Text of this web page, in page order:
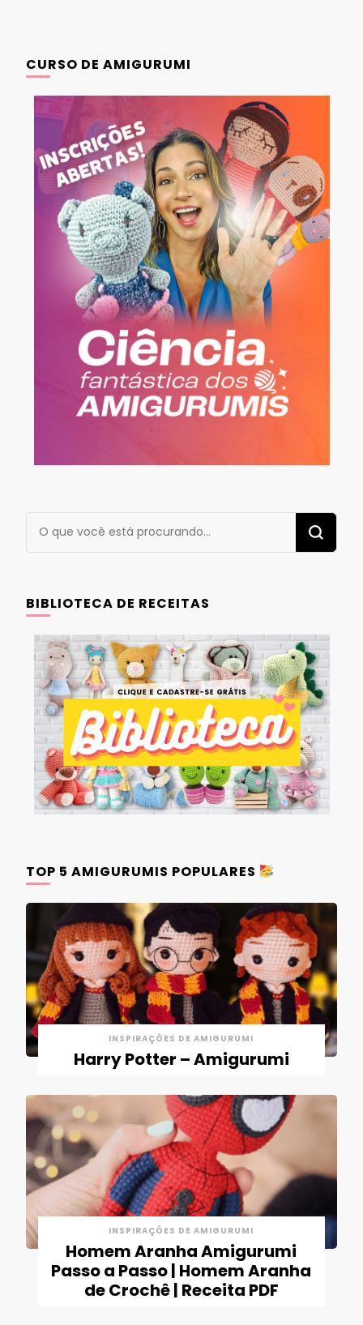
CURSO DE AMIGURUMI
Procurando
algo?
BIBLIOTECA DE RECEITAS
TOP 5 AMIGURUMIS POPULARES
INSPIRAÇÕES DE AMIGURUMI
Harry Potter – Amigurumi
INSPIRAÇÕES DE AMIGURUMI
Homem Aranha Amigurumi
Passo a Passo | Homem Aranha
de Crochê | Receita PDF